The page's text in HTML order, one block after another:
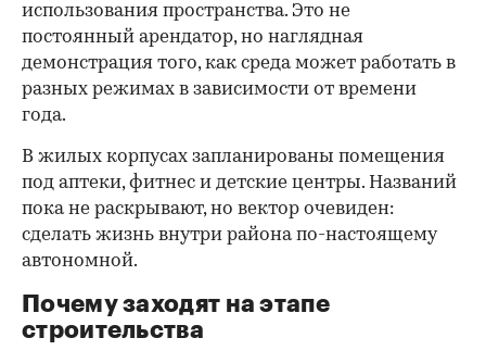
использования пространства. Это не
постоянный арендатор, но наглядная
демонстрация того, как среда может работать в
разных режимах в зависимости от времени
года.
В жилых корпусах запланированы помещения
под аптеки, фитнес и детские центры. Названий
пока не раскрывают, но вектор очевиден:
сделать жизнь внутри района по-настоящему
автономной.
Почему заходят на этапе
строительства